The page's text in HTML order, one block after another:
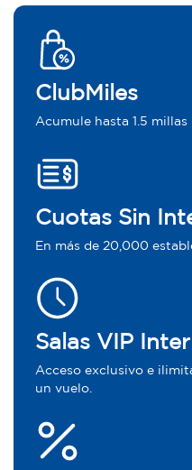
ClubMiles
Acumule hasta 1.5
Cuotas Sin
En más de 20,000
Salas VIP
Acceso exclusivo e
un vuelo.